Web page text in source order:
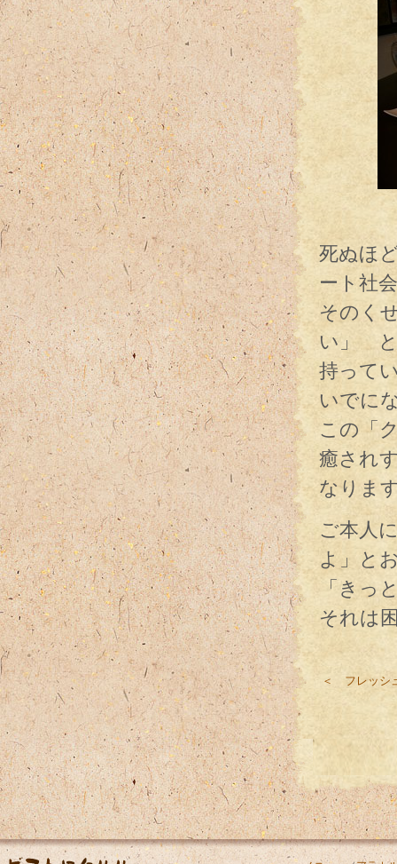
深夜
死ぬほ
ート社
そのく
い」 と
持って
いでに
この「
癒され
なりま
ご本人
よ」と
「きっ
それは
＜ フレッシ